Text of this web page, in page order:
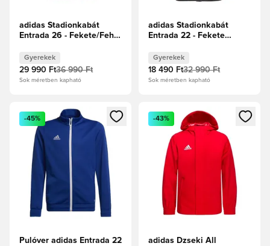
adidas Stadionkabát
Entrada 26 - Fekete/Fehér
Gyerekek
29 990 Ft36 990 Ft
Sok méretben kapható
adidas Stadionkabát
Entrada 22 - Fekete
Gyerekek
18 490 Ft32 990 Ft
Sok méretben kapható
Megnyit egy modált a bejelentkezéshez vagy a tagként
-45%
Pulóver adidas Entrada 22
Megnyit egy modált a
-43%
adidas Dzseki All